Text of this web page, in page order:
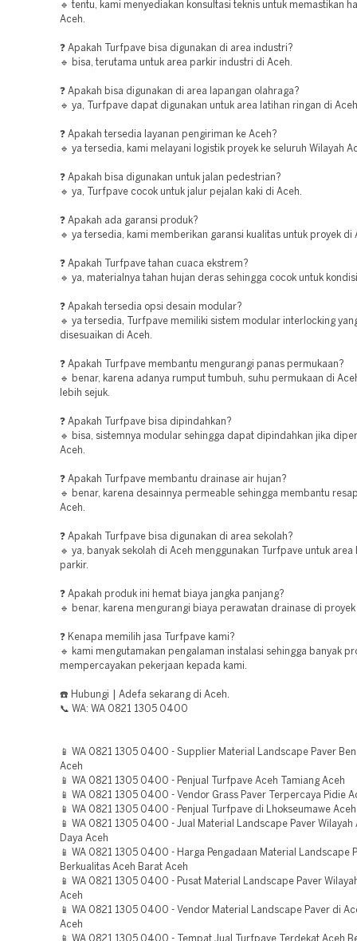
🔹 tentu, kami menyediakan konsultasi teknis untuk memastikan
Aceh.
❓ Apakah Turfpave bisa digunakan di area industri?
🔹 bisa, terutama untuk area parkir industri di Aceh.
❓ Apakah bisa digunakan di area lapangan olahraga?
🔹 ya, Turfpave dapat digunakan untuk area latihan ringan di
❓ Apakah tersedia layanan pengiriman ke Aceh?
🔹 ya tersedia, kami melayani logistik proyek ke seluruh Wilayah
❓ Apakah bisa digunakan untuk jalan pedestrian?
🔹 ya, Turfpave cocok untuk jalur pejalan kaki di Aceh.
❓ Apakah ada garansi produk?
🔹 ya tersedia, kami memberikan garansi kualitas untuk proyek di
❓ Apakah Turfpave tahan cuaca ekstrem?
🔹 ya, materialnya tahan hujan deras sehingga cocok untuk
❓ Apakah tersedia opsi desain modular?
🔹 ya tersedia, Turfpave memiliki sistem modular interlocking
disesuaikan di Aceh.
❓ Apakah Turfpave membantu mengurangi panas permukaan?
🔹 benar, karena adanya rumput tumbuh, suhu permukaan di
lebih sejuk.
❓ Apakah Turfpave bisa dipindahkan?
🔹 bisa, sistemnya modular sehingga dapat dipindahkan jika
Aceh.
❓ Apakah Turfpave membantu drainase air hujan?
🔹 benar, karena desainnya permeable sehingga membantu
Aceh.
❓ Apakah Turfpave bisa digunakan di area sekolah?
🔹 ya, banyak sekolah di Aceh menggunakan Turfpave untuk area
parkir.
❓ Apakah produk ini hemat biaya jangka panjang?
🔹 benar, karena mengurangi biaya perawatan drainase di proyek
❓ Kenapa memilih jasa Turfpave kami?
🔹 kami mengutamakan pengalaman instalasi sehingga banyak
mempercayakan pekerjaan kepada kami.
☎️ Hubungi | Adefa sekarang di Aceh.
📞 WA: WA 0821 1305 0400
📱 WA 0821 1305 0400 - Supplier Material Landscape Paver
Aceh
📱 WA 0821 1305 0400 - Penjual Turfpave Aceh Tamiang Aceh
📱 WA 0821 1305 0400 - Vendor Grass Paver Terpercaya Pidie
📱 WA 0821 1305 0400 - Penjual Turfpave di Lhokseumawe Aceh
📱 WA 0821 1305 0400 - Jual Material Landscape Paver Wilayah
Daya Aceh
📱 WA 0821 1305 0400 - Harga Pengadaan Material Landscape
Berkualitas Aceh Barat Aceh
📱 WA 0821 1305 0400 - Pusat Material Landscape Paver
Aceh
📱 WA 0821 1305 0400 - Vendor Material Landscape Paver di
Aceh
📱 WA 0821 1305 0400 - Tempat Jual Turfpave Terdekat Aceh